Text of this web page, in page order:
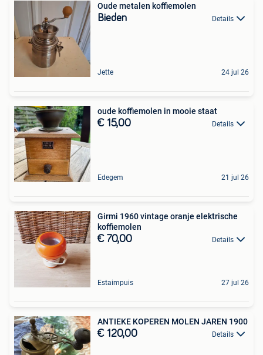
Oude metalen koffiemolen
Bieden Details
Jette 24 jul 26
oude koffiemolen in mooie staat
€ 15,00 Details
Edegem 21 jul 26
Girmi 1960 vintage oranje elektrische
koffiemolen
€ 70,00 Details
Estaimpuis 27 jul 26
ANTIEKE KOPEREN MOLEN JAREN 1900
€ 120,00 Details